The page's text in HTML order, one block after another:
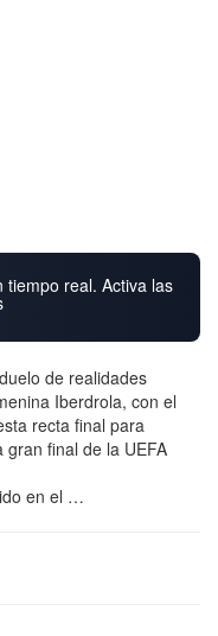
tiempo real. Activa las
de realidades
Iberdrola, con el
recta final para
final de la UEFA
en el …